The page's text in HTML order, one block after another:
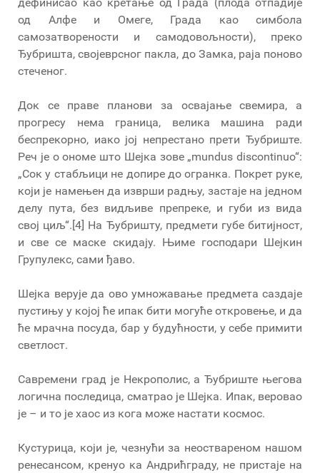
од Алфе и Омеге, Града као симбола
самозатворености и самодовољности), преко
Ђубришта, својеврсног пакла, до Замка, раја поново
стеченог.
Док се праве планови за освајање свемира, а
прогресу нема граница, велика машина ради
беспрекорно, иако јој непрестано прети Ђубриште.
Реч је о ономе што Шејка зове „mundus discontinuo“:
„Сок у стабљици не допире до огранка. Покрет руке,
који је намењен да изврши радњу, застаје на једном
делу пута, без видљиве препреке, и губи из вида
свој циљ“.[4] На Ђубришту, предмети губе битијност,
и све се маске скидају. Њиме господари Шејкин
Групулекс, сами ђаво.
Шејка верује да ово умножавање предмета саздаје
пустињу у којој ће ипак бити могуће откровење, и да
ће мрачна посуда, бар у будућности, у себе примити
светлост.
Савремени град је Некрополис, а Ђубриште његова
логична последица, сматрао је Шејка. Ипак, веровао
је – и то је хаос из кога може настати космос.
Кустурица, који је, чезнући за неоствареном нашом
ренесансом, кренуо ка Андрићграду, не пристаје на